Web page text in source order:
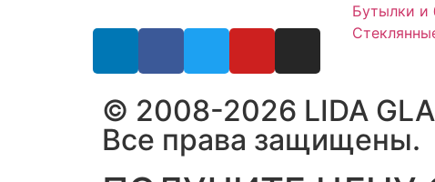
Бутылки и
© 2008-2026 LIDA
Все права защищены.